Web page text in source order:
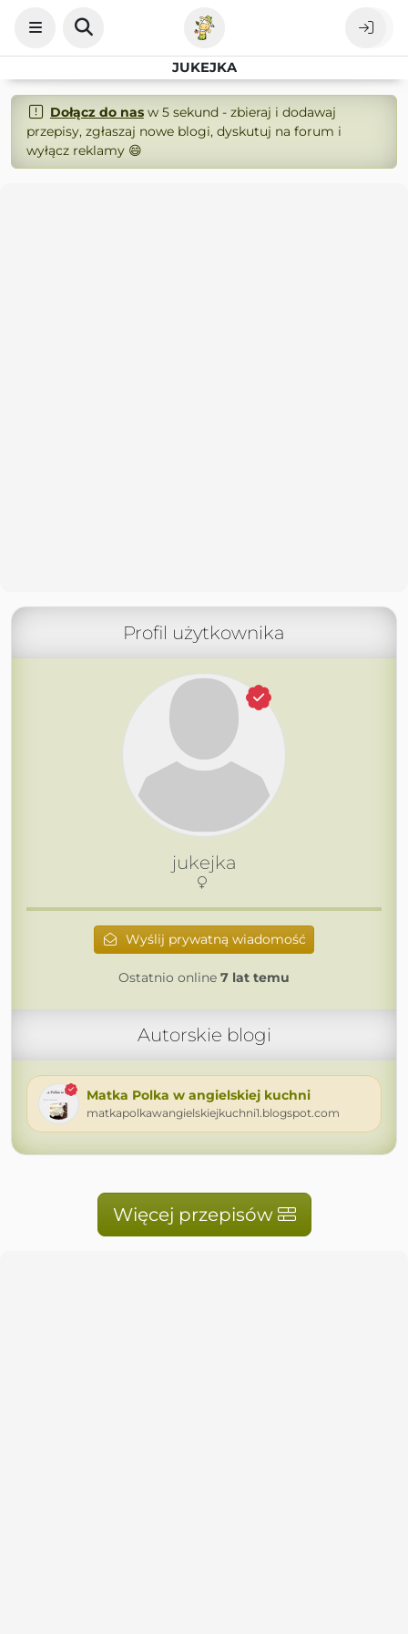
JUKEJKA
Dołącz do nasw 5 sekund - zbieraj i dodawaj
przepisy, zgłaszaj nowe blogi, dyskutuj na forum i
wyłącz reklamy 😄
Profil użytkownika
jukejka
Wyślij prywatną wiadomość
Ostatnio online 7 lat temu
Autorskie blogi
Matka Polka w angielskiej kuchni
matkapolkawangielskiejkuchni1.blogspot.com
Więcej przepisów